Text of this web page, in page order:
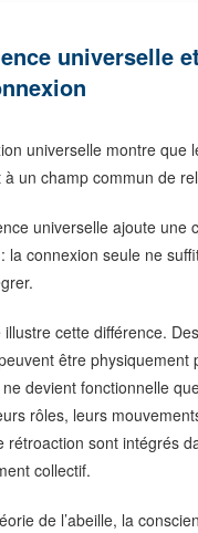
universelle
universelle montre que
à un champ commun de
universelle ajoute une
la connexion seule ne
illustre cette différence.
être physiquement
devient fonctionnelle
rôles, leurs
rétroaction sont intégrés
collectif.
de l’abeille, la